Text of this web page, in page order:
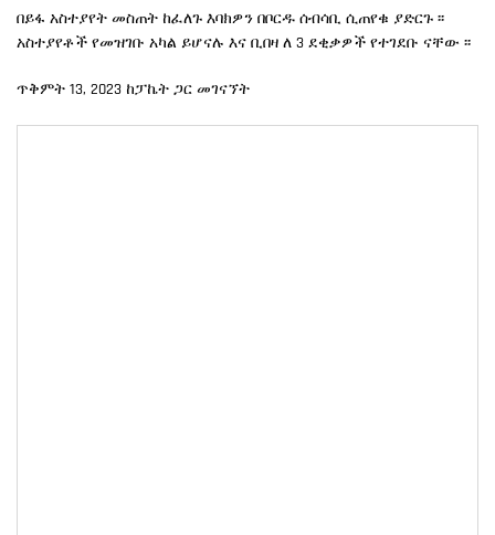
በይፋ አስተያየት መስጠት ከፈለጉ እባክዎን በቦርዱ ሰብሳቢ ሲጠየቁ ያድርጉ ፡፡
አስተያየቶች የመዝገቡ አካል ይሆናሉ እና ቢበዛ ለ 3 ደቂቃዎች የተገደቡ ናቸው ፡፡
ጥቅምት 13, 2023 ከፓኬት ጋር መገናኘት